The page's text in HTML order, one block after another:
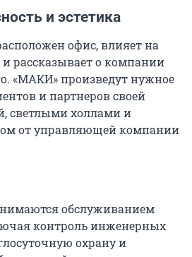
и эстетика
офис, влияет на
рассказывает о компании
«МАКИ» произведут нужное
и партнеров своей
светлыми холлами и
от управляющей компании
обслуживанием
контроль инженерных
охрану и